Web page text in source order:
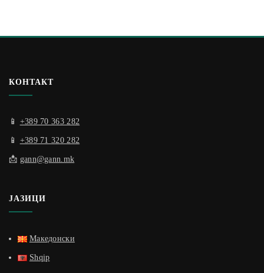
КОНТАКТ
📱 +389 70 363 282
📱 +389 71 320 282
📩 gann@gann.mk
ЈАЗИЦИ
Македонски
Shqip